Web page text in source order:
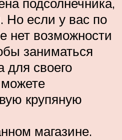
подсолнечника,
если у вас по
нет возможности
заниматься
для своего
крупяную
магазине.